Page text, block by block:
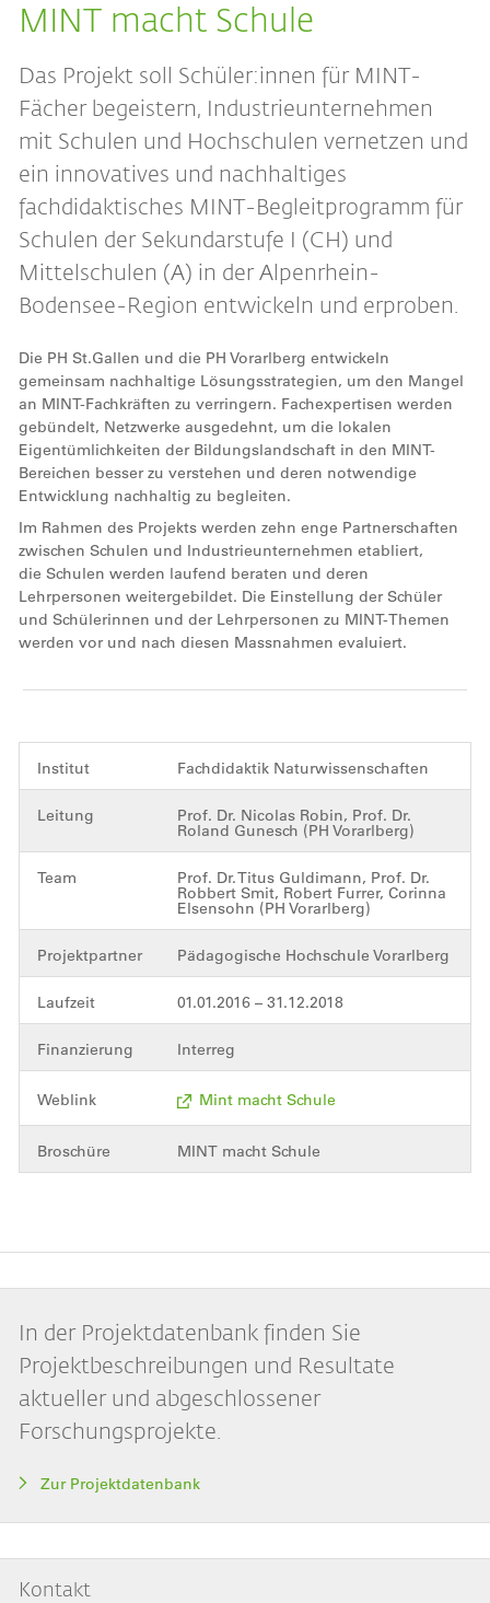
MINT macht Schule
Das Projekt soll Schüler:innen für MINT-
Fächer begeistern, Industrieunternehmen
mit Schulen und Hochschulen vernetzen und
ein innovatives und nachhaltiges
fachdidaktisches MINT-Begleitprogramm für
Schulen der Sekundarstufe I (CH) und
Mittelschulen (A) in der Alpenrhein-
Bodensee-Region entwickeln und erproben.
Die PH St.Gallen und die PH Vorarlberg entwickeln
gemeinsam nachhaltige Lösungsstrategien, um den Mangel
an MINT-Fachkräften zu verringern. Fachexpertisen werden
gebündelt, Netzwerke ausgedehnt, um die lokalen
Eigentümlichkeiten der Bildungslandschaft in den MINT-
Bereichen besser zu verstehen und deren notwendige
Entwicklung nachhaltig zu begleiten.
Im Rahmen des Projekts werden zehn enge Partnerschaften
zwischen Schulen und Industrieunternehmen etabliert,
die Schulen werden laufend beraten und deren
Lehrpersonen weitergebildet. Die Einstellung der Schüler
und Schülerinnen und der Lehrpersonen zu MINT-Themen
werden vor und nach diesen Massnahmen evaluiert.
Institut Fachdidaktik Naturwissenschaften
Leitung Prof. Dr. Nicolas Robin, Prof. Dr.
Roland Gunesch (PH Vorarlberg)
Team Prof. Dr. Titus Guldimann, Prof. Dr.
Robbert Smit, Robert Furrer, Corinna
Elsensohn (PH Vorarlberg)
Projektpartner Pädagogische Hochschule Vorarlberg
Laufzeit 01.01.2016 – 31.12.2018
Finanzierung Interreg
Weblink Mint macht Schule
Broschüre MINT macht Schule
In der Projektdatenbank finden Sie
Projektbeschreibungen und Resultate
aktueller und abgeschlossener
Forschungsprojekte.
Zur Projektdatenbank
Kontakt